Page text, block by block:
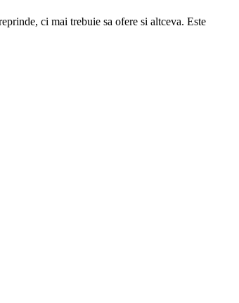
ci mai trebuie sa ofere si altceva. Este